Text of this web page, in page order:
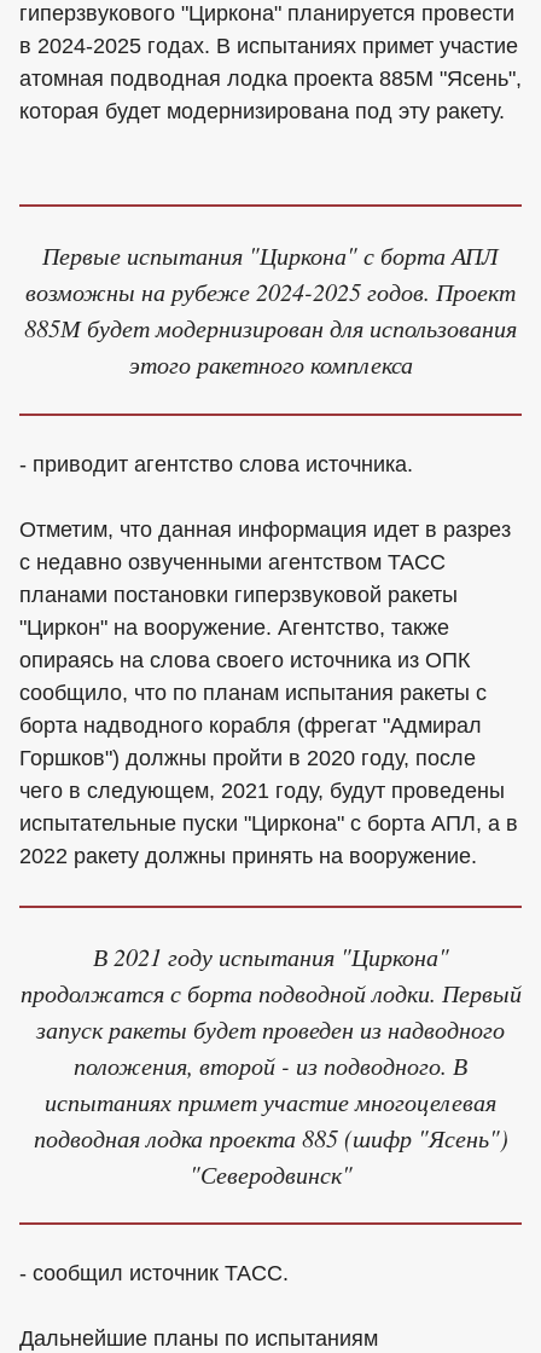
гиперзвукового "Циркона" планируется провести
в 2024-2025 годах. В испытаниях примет участие
атомная подводная лодка проекта 885М "Ясень",
которая будет модернизирована под эту ракету.
Первые испытания "Циркона" с борта АПЛ
возможны на рубеже 2024-2025 годов. Проект
885М будет модернизирован для использования
этого ракетного комплекса
- приводит агентство слова источника.
Отметим, что данная информация идет в разрез
с недавно озвученными агентством ТАСС
планами постановки гиперзвуковой ракеты
"Циркон" на вооружение. Агентство, также
опираясь на слова своего источника из ОПК
сообщило, что по планам испытания ракеты с
борта надводного корабля (фрегат "Адмирал
Горшков") должны пройти в 2020 году, после
чего в следующем, 2021 году, будут проведены
испытательные пуски "Циркона" с борта АПЛ, а в
2022 ракету должны принять на вооружение.
В 2021 году испытания "Циркона"
продолжатся с борта подводной лодки. Первый
запуск ракеты будет проведен из надводного
положения, второй - из подводного. В
испытаниях примет участие многоцелевая
подводная лодка проекта 885 (шифр "Ясень")
"Северодвинск"
- сообщил источник ТАСС.
Дальнейшие планы по испытаниям